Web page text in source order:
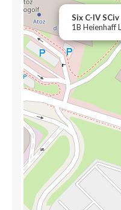
Six C-IV SCiv
1B Heienhaff